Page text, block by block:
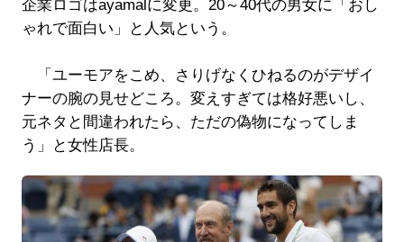
企業ロゴはayamalに変更。20～40代の男女に「おし
ゃれで面白い」と人気という。
「ユーモアをこめ、さりげなくひねるのがデザイ
ナーの腕の見せどころ。変えすぎては格好悪いし、
元ネタと間違われたら、ただの偽物になってしま
う」と女性店長。